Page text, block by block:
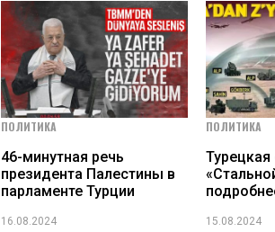
ПОЛИТИКА
46-минутная речь
президента Палестины в
парламенте Турции
16.08.2024
ПОЛИТИКА
15.08.2024